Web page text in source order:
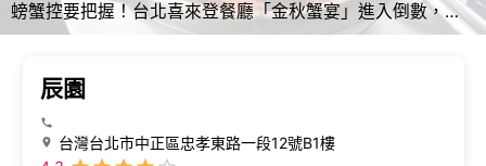
螃蟹控要把握！台北喜來登餐廳「金秋蟹宴」進入倒數，抱卵紅蟳必吃。
辰園
台灣台北市中正區忠孝東路一段12號B1樓